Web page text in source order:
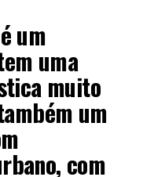
um
uma
muito
um
com